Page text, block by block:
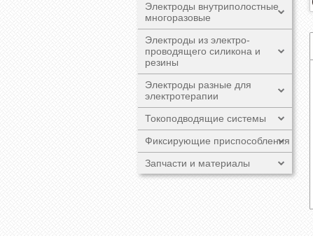
Электроды внутриполостные
многоразовые
Электроды из электро-
проводящего силикона и
резины
Электроды разные для
электротерапии
Токоподводящие системы
Фиксирующие приспособления
Запчасти и материалы